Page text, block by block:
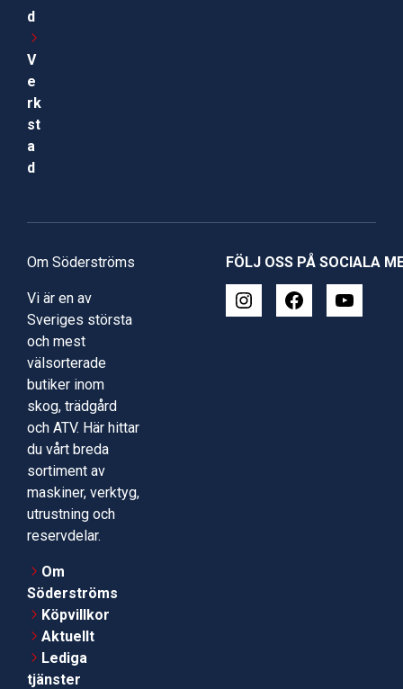
d
V
e
rk
st
a
d
Om Söderströms
Vi är en av
Sveriges största
och mest
välsorterade
butiker inom
skog, trädgård
och ATV. Här hittar
du vårt breda
sortiment av
maskiner, verktyg,
utrustning och
reservdelar.
Om
Söderströms
Köpvillkor
Aktuellt
Lediga
tjänster
FÖLJ OSS PÅ SOCIALA